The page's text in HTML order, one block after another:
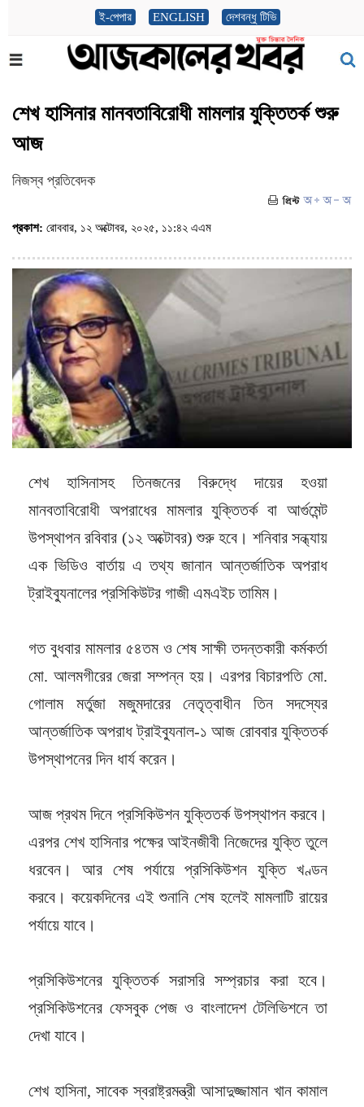
ই-পেপার ENGLISH দেশবন্ধু টিভি
শেখ হাসিনার মানবতাবিরোধী মামলার যুক্তিতর্ক শুরু
আজ
নিজস্ব প্রতিবেদক
প্রকাশ: রোববার, ১২ অক্টোবর, ২০২৫, ১১:৪২ এএম
শেখ হাসিনাসহ তিনজনের বিরুদ্ধে দায়ের হওয়া
মানবতাবিরোধী অপরাধের মামলার যুক্তিতর্ক বা আর্গুমেন্ট
উপস্থাপন রবিবার (১২ অক্টোবর) শুরু হবে। শনিবার সন্ধ্যায়
এক ভিডিও বার্তায় এ তথ্য জানান আন্তর্জাতিক অপরাধ
ট্রাইব্যুনালের প্রসিকিউটর গাজী এমএইচ তামিম।
গত বুধবার মামলার ৫৪তম ও শেষ সাক্ষী তদন্তকারী কর্মকর্তা
মো. আলমগীরের জেরা সম্পন্ন হয়। এরপর বিচারপতি মো.
গোলাম মর্তুজা মজুমদারের নেতৃত্বাধীন তিন সদস্যের
আন্তর্জাতিক অপরাধ ট্রাইব্যুনাল-১ আজ রোববার যুক্তিতর্ক
উপস্থাপনের দিন ধার্য করেন।
আজ প্রথম দিনে প্রসিকিউশন যুক্তিতর্ক উপস্থাপন করবে।
এরপর শেখ হাসিনার পক্ষের আইনজীবী নিজেদের যুক্তি তুলে
ধরবেন। আর শেষ পর্যায়ে প্রসিকিউশন যুক্তি খণ্ডন
করবে। কয়েকদিনের এই শুনানি শেষ হলেই মামলাটি রায়ের
পর্যায়ে যাবে।
প্রসিকিউশনের যুক্তিতর্ক সরাসরি সম্প্রচার করা হবে।
প্রসিকিউশনের ফেসবুক পেজ ও বাংলাদেশ টেলিভিশনে তা
দেখা যাবে।
শেখ হাসিনা, সাবেক স্বরাষ্ট্রমন্ত্রী আসাদুজ্জামান খান কামাল